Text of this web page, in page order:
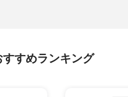
すめランキング